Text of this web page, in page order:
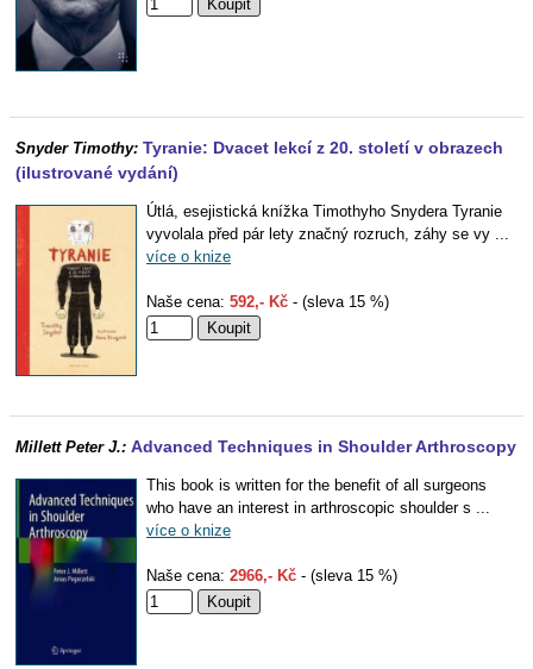
Snyder Timothy: Tyranie: Dvacet lekcí z 20. století v obrazech
(ilustrované vydání)
Útlá, esejistická knížka Timothyho Snydera Tyranie
vyvolala před pár lety značný rozruch, záhy se vy ...
více o knize
Naše cena: 592,- Kč - (sleva 15 %)
Millett Peter J.: Advanced Techniques in Shoulder Arthroscopy
This book is written for the benefit of all surgeons
who have an interest in arthroscopic shoulder s ...
více o knize
Naše cena: 2966,- Kč - (sleva 15 %)